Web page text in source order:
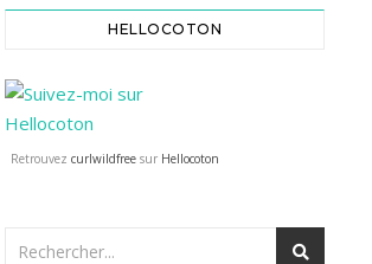
HELLOCOTON
Retrouvez curlwildfree sur Hellocoton